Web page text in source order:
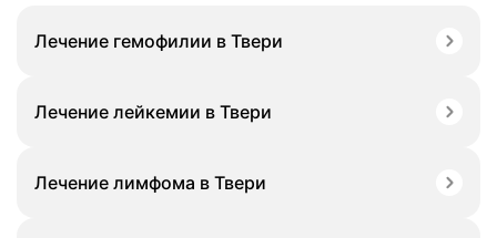
Лечение гемофилии в Твери
Лечение лейкемии в Твери
Лечение лимфома в Твери